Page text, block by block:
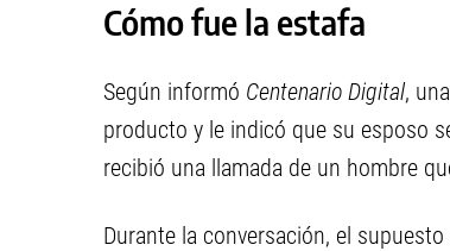
Cómo fue la estafa
Según informó Centenario Digital,
producto y le indicó que su esposo
recibió una llamada de un hombre
Durante la conversación, el